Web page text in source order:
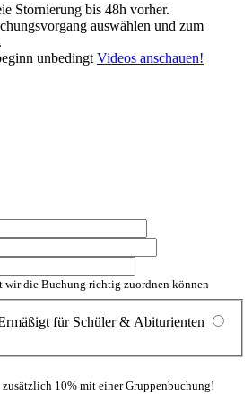
Stornierung bis 48h vorher.
auswählen und zum
unbedingt Videos anschauen!
wir die Buchung richtig zuordnen können
für Schüler & Abiturienten
zusätzlich 10% mit einer Gruppenbuchung!